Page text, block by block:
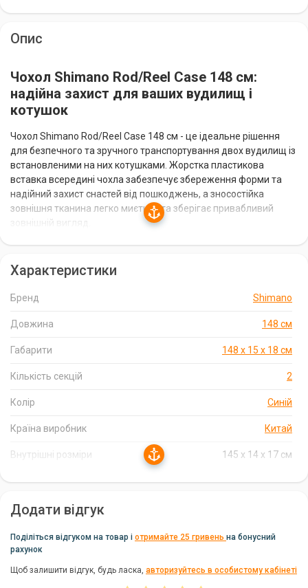
Опис
Чохол Shimano Rod/Reel Case 148 см:
надійна захист для ваших вудилищ і
котушок
Чохол Shimano Rod/Reel Case 148 см - це ідеальне рішення
для безпечного та зручного транспортування двох вудилищ із
встановленими на них котушками. Жорстка пластикова
вставка всередині чохла забезпечує збереження форми та
надійний захист снастей від пошкоджень, а зносостійка
зовнішня тканина легко миється та зберігає привабливий
зовнішній вигляд.
см:
Місткість: до 2-х вудилищ з котушками
Жорстка пластикова вставка для захисту снастей
Зносостійка та практична зовнішня тканина
Ручка та наплічний ремінь для перенесення
Додаткова ручка для зручності пакування снастей
Надійна захист вудилищ та котушок при транспортуванні
Зручність та комфорт при перенесенні
Стильний дизайн та привабливий зовнішній вигляд
Характеристики
Бренд Shimano
Довжина 148 см
Габарити 148 х 15 х 18 см
Кількість секцій 2
Колір Синій
Країна виробник Китай
Внутрішні розміри 145 x 14 x 17 см
Додатково
Для двоскладових вудлищ довжиною до 2.70 м-
Додати відгук
Поділіться відгуком на товар і отримайте 25 гривень на бонусний
рахунок
Щоб залишити відгук, будь ласка, авторизуйтесь в особистому кабінеті